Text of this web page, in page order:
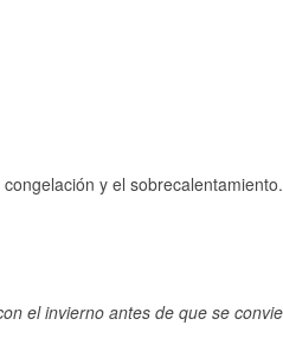
y el sobrecalentamiento.
el invierno antes de que se